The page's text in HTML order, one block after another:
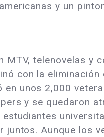
y un
telenovelas y
con la eliminación
unos 2,000
y se quedaron
estudiantes
juntos. Aunque los